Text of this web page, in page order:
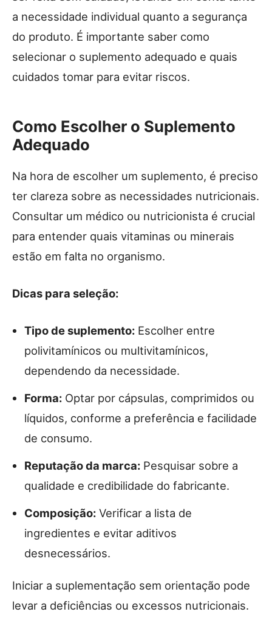
a necessidade individual quanto a segurança
do produto. É importante saber como
selecionar o suplemento adequado e quais
cuidados tomar para evitar riscos.
Como Escolher o Suplemento
Adequado
Na hora de escolher um suplemento, é preciso
ter clareza sobre as necessidades nutricionais.
Consultar um médico ou nutricionista é crucial
para entender quais vitaminas ou minerais
estão em falta no organismo.
Dicas para seleção:
Tipo de suplemento: Escolher entre
polivitamínicos ou multivitamínicos,
dependendo da necessidade.
Forma: Optar por cápsulas, comprimidos ou
líquidos, conforme a preferência e facilidade
de consumo.
Reputação da marca: Pesquisar sobre a
qualidade e credibilidade do fabricante.
Composição: Verificar a lista de
ingredientes e evitar aditivos
desnecessários.
Iniciar a suplementação sem orientação pode
levar a deficiências ou excessos nutricionais.